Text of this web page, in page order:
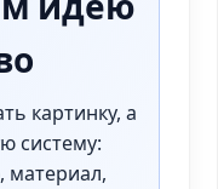
картинку, а
систему:
материал,